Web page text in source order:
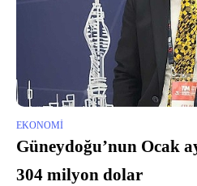
EKONOMI
Güneydoğu’nun Ocak
304 milyon dolar